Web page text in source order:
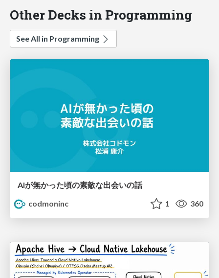
Other Decks in Programming
See All in Programming
AIが無かった頃の素敵な出会いの話
codmoninc
1 360